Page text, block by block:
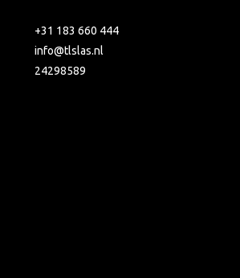
+31 183 660 444
info@tlslas.nl
24298589